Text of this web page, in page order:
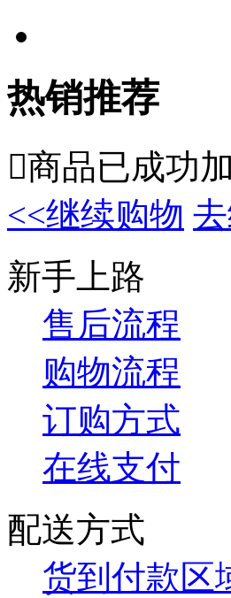
热销推荐
商品已成功
<<继续购物
新手上路
售后流程
购物流程
订购方式
在线支付
配送方式
货到付款区